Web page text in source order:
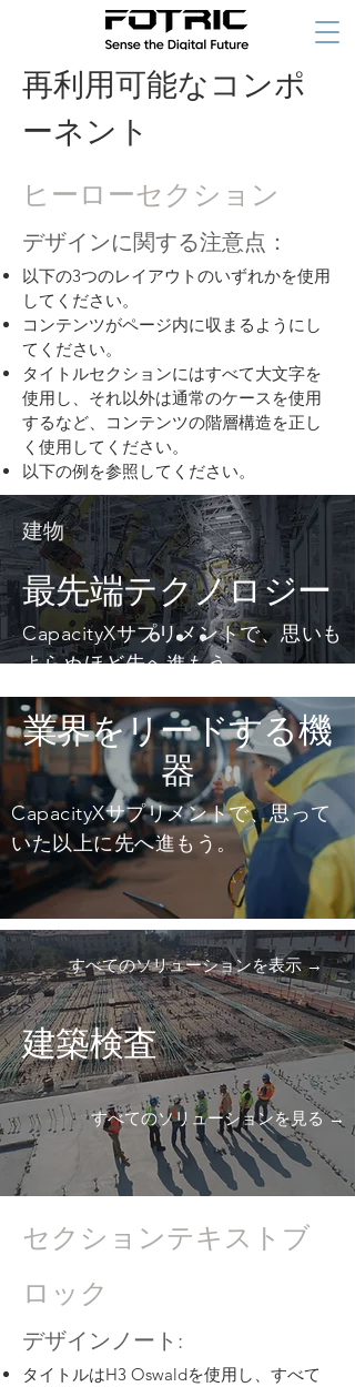
再利用可能なコンポ
ーネント
ヒーローセクション
デザインに関する注意点：
以下の3つのレイアウトのいずれかを使用
してください。
コンテンツがページ内に収まるようにし
てください。
タイトルセクションにはすべて大文字を
使用し、それ以外は通常のケースを使用
するなど、コンテンツの階層構造を正し
く使用してください。
以下の例を参照してください。
建物
最先端テクノロジー
CapacityXサプリメントで、思いも
よらぬほど先へ進もう。
詳しく知る →
業界をリードする機
器
CapacityXサプリメントで、思って
いた以上に先へ進もう。
すべてのソリューションを表示 →
建築検査
すべてのソリューションを見る →
セクションテキストブ
ロック
デザインノート:
タイトルはH3 Oswaldを使用し、すべて